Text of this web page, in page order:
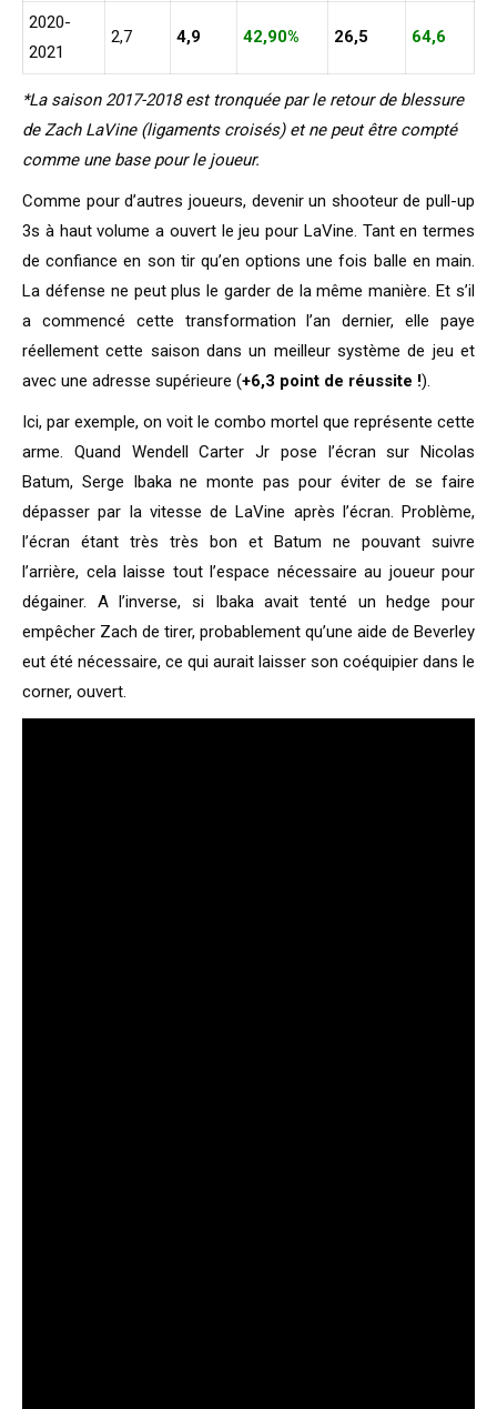
2020-
2021
2,7 4,9 42,90% 26,5 64,6
*La saison 2017-2018 est tronquée par le retour de blessure
de Zach LaVine (ligaments croisés) et ne peut être compté
comme une base pour le joueur.
Comme pour d’autres joueurs, devenir un shooteur de pull-up
3s à haut volume a ouvert le jeu pour LaVine. Tant en termes
de confiance en son tir qu’en options une fois balle en main.
La défense ne peut plus le garder de la même manière. Et s’il
a commencé cette transformation l’an dernier, elle paye
réellement cette saison dans un meilleur système de jeu et
avec une adresse supérieure (+6,3 point de réussite !).
Ici, par exemple, on voit le combo mortel que représente cette
arme. Quand Wendell Carter Jr pose l’écran sur Nicolas
Batum, Serge Ibaka ne monte pas pour éviter de se faire
dépasser par la vitesse de LaVine après l’écran. Problème,
l’écran étant très très bon et Batum ne pouvant suivre
l’arrière, cela laisse tout l’espace nécessaire au joueur pour
dégainer. A l’inverse, si Ibaka avait tenté un hedge pour
empêcher Zach de tirer, probablement qu’une aide de Beverley
eut été nécessaire, ce qui aurait laisser son coéquipier dans le
corner, ouvert.